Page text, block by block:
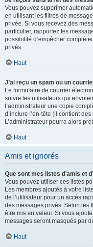
Vous pouvez supprimer
en utilisant les filtres de
privée. Si vous recevez des
particulier, rapportez les
possibilité d’empêcher
privés.
Haut
J’ai reçu un spam ou un
Le formulaire de courrier
suivre les utilisateurs qui
l’administrateur une copie
d’inclure l’en-tête (il contient
L’administrateur pourra alors
Haut
Amis et ignorés
Que sont mes listes d’amis et
Vous pouvez utiliser ces listes
Les membres ajoutés à votre
de l’utilisateur pour un accès
des messages privés. Selon les
être mis en valeur. Si vous
messages seront masqués par
Haut